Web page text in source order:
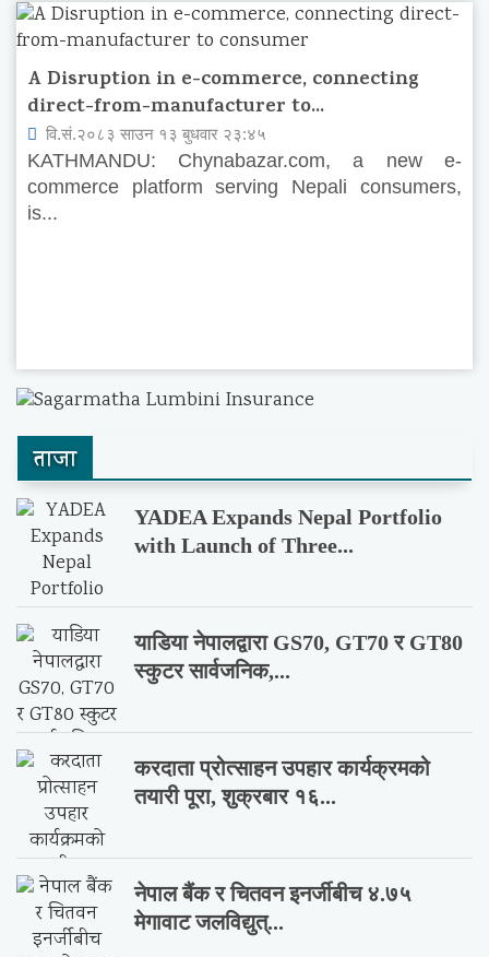
A Disruption in e-commerce, connecting
direct-from-manufacturer to...
वि.सं.२०८३ साउन १३ बुधवार २३:४५
KATHMANDU: Chynabazar.com, a new e-
commerce platform serving Nepali consumers,
is...
ताजा
YADEA Expands Nepal Portfolio
with Launch of Three...
याडिया नेपालद्वारा GS70, GT70 र GT80
स्कुटर सार्वजनिक,...
करदाता प्रोत्साहन उपहार कार्यक्रमको
तयारी पूरा, शुक्रबार १६...
नेपाल बैंक र चितवन इनर्जीबीच ४.७५
मेगावाट जलविद्युत्...